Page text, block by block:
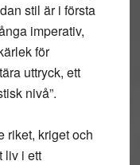
stil är i första
imperativ,
för
uttryck, ett
nivå”.
riket, kriget och
liv i ett